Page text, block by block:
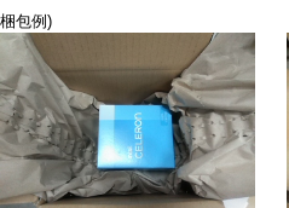
梱包例)